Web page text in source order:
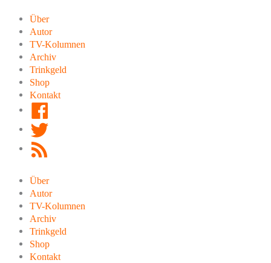
Inhalt
springen
Über
Autor
TV-Kolumnen
Archiv
Trinkgeld
Shop
Kontakt
Über
Autor
TV-Kolumnen
Archiv
Trinkgeld
Shop
Kontakt